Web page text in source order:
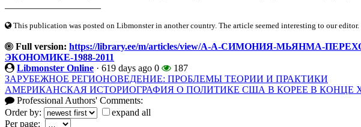
This publication was posted on Libmonster in another country. The article seemed interesting to our editor.
Full version: https://library.ee/m/articles/view/А-А-СИМОНИЯ-МЬЯНМА-
ЭКОНОМИКЕ-1988-2011
Libmonster Online · 619 days ago 0
187
ЗАРУБЕЖНОЕ РЕГИОНОВЕДЕНИЕ: ПРОБЛЕМЫ ТЕОРИИ И ПРАКТИКИ
АМЕРИКАНСКАЯ ИСТОРИОГРАФИЯ О ПОЛИТИКЕ США В КОРЕЕ В КОНЦЕ
Professional Authors' Comments:
Order by:
expand all
Per page: